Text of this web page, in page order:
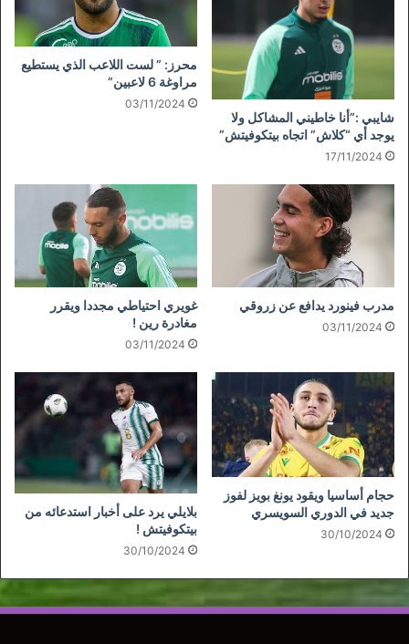
شايبي :”أنا خاطيني المشاكل ولا
يوجد أي “كلاش” اتجاه بيتكوفيتش”
17/11/2024
محرز: ” لست اللاعب الذي يستطيع
مراوغة 6 لاعبين”
03/11/2024
مدرب فينورد يدافع عن زروقي
03/11/2024
غويري احتياطي مجددا ويقرر
مغادرة رين !
03/11/2024
حجام أساسيا ويقود يونغ بويز لفوز
جديد في الدوري السويسري
30/10/2024
بلايلي يرد على أخبار استدعائه من
بيتكوفيتش !
30/10/2024